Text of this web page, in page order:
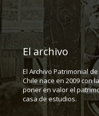
El archivo
El Archivo Patrimonial
Chile nace en 2009 con
poner en valor el
casa de estudios.